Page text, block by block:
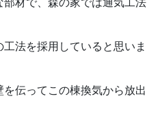
法を採用していると思いま
伝ってこの棟換気から放出